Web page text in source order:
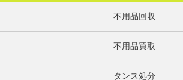
不用品回収
不用品買取
タンス処分